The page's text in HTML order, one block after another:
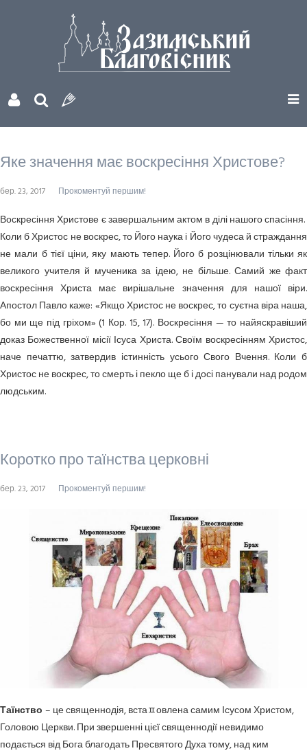
Яке значення має воскресіння Христове?
бер. 23, 2017 Прокоментуй першим!
Воскресіння Христове є завершальним актом в ділі нашого спасіння.
Коли б Христос не воскрес, то Його наука і Його чудеса й страждання
не мали б тієї ціни, яку мають тепер. Його б розцінювали тільки як
великого учителя й мученика за ідею, не більше. Самий же факт
воскресіння Христа має вирішальне значення для нашої віри.
Апостол Павло каже: «Якщо Христос не воскрес, то суєтна віра наша,
бо ми ще під гріхом» (1 Кор. 15, 17). Воскресіння — то найяскравіший
доказ Божественної місії Ісуса Христа. Своїм воскресінням Христос,
наче печаттю, затвердив істинність усього Свого Вчення. Коли б
Христос не воскрес, то смерть і пекло ще б і досі панували над родом
людським.
Коротко про таїнства церковні
бер. 23, 2017 Прокоментуй першим!
Таїнство – це священнодія, встаﾽовлена самим Ісусом Христом,
Головою Церкви. При звершенні цієї священнодії невидимо
подається від Бога благодать Пресвятого Духа тому, над ким